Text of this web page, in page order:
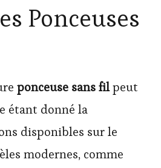
Ponceuses
ponceuse sans filpeut
étant donné la
disponibles sur le
modernes, comme